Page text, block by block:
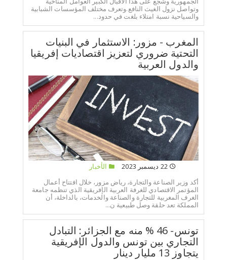
وتواصل نزول الغيث النافع.وتعرف مختلف المؤسسات الشبابية
والسياحية نسبة امتلاء بلغت في حدود...
المغرب - مزور: الاستثمار في البنيات
التحتية ضروري لتعزيز اقتصاديات إفريقيا
والدول العربية
22 ديسمبر 2023
الأخبار
أكد وزير الصناعة والتجارة، رياض مزور، خلال افتتاح أعمال
المؤتمر الاقتصادي للغرفة العربية الإفريقية الذي تنظمه جامعة
الغرف المغربية للتجارة والصناعة والخدمات، بالداخلة، أن
المملكة تعد حلقة وصل طبيعية ن...
تونس- 46 % منه مع الجزائر: التبادل
التجاري بين تونس والدول الإفريقية
يتجاوز 13 مليار دينار